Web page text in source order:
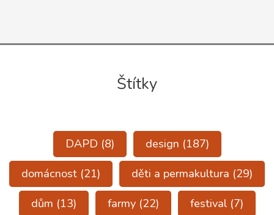
Štítky
DAPD (8) design (187)
domácnost (21) děti a permakultura (29)
dům (13) farmy(22) festival(7)